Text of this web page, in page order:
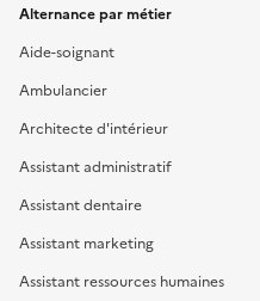
Alternance par métier
Aide-soignant
Ambulancier
Architecte d'intérieur
Assistant administratif
Assistant dentaire
Assistant marketing
Assistant ressources humaines